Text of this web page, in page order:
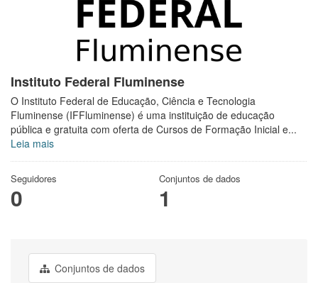
Instituto Federal Fluminense
O Instituto Federal de Educação, Ciência e Tecnologia
Fluminense (IFFluminense) é uma instituição de educação
pública e gratuita com oferta de Cursos de Formação Inicial e...
Leia mais
Seguidores
0
Conjuntos de dados
1
Conjuntos de dados